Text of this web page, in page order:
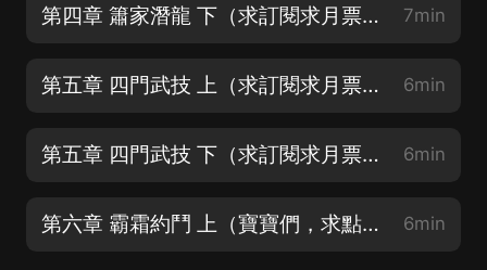
第四章 簫家潛龍 下（求訂閱求月票求完播） 7min
第五章 四門武技 上（求訂閱求月票求完播） 6min
第五章 四門武技 下（求訂閱求月票求完播） 6min
第六章 霸霜約鬥 上（寶寶們，求點讚訂閱月票） 6min